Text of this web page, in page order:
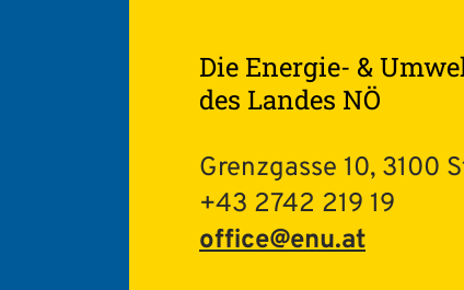
Die Energie- &
des Landes NÖ
Grenzgasse 10, 3100
+43 2742 219 19
office@enu.at